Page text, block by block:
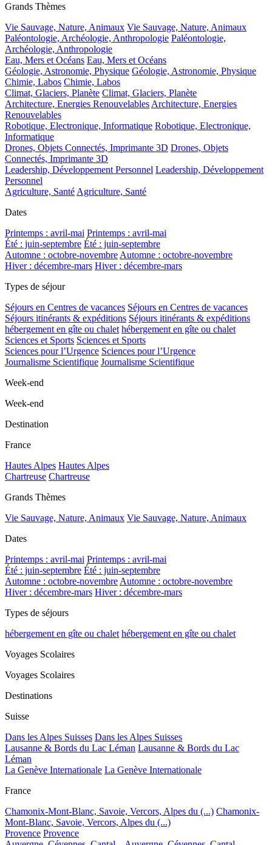
Grands Thèmes
Vie Sauvage, Nature, Animaux Vie Sauvage, Nature, Animaux
Paléontologie, Archéologie, Anthropologie Paléontologie,
Archéologie, Anthropologie
Eau, Mers et Océans Eau, Mers et Océans
Géologie, Astronomie, Physique Géologie, Astronomie, Physique
Chimie, Labos Chimie, Labos
Climat, Glaciers, Planète Climat, Glaciers, Planète
Architecture, Energies RenouvelablesArchitecture, Energies
Renouvelables
Robotique, Electronique, Informatique Robotique, Electronique,
Informatique
Drones, Objets Connectés, Imprimante 3D Drones, Objets
Connectés, Imprimante 3D
Leadership, Développement Personnel Leadership, Développement
Personnel
Agriculture, SantéAgriculture, Santé
Dates
Printemps : avril-mai Printemps : avril-mai
Été : juin-septembre Été : juin-septembre
Automne : octobre-novembreAutomne : octobre-novembre
Hiver : décembre-mars Hiver : décembre-mars
Types de séjour
Séjours en Centres de vacances Séjours en Centres de vacances
Séjours itinérants & expéditions Séjours itinérants & expéditions
hébergement en gîte ou chalet hébergement en gîte ou chalet
Sciences et Sports Sciences et Sports
Sciences pour l’Urgence Sciences pour l’Urgence
Journalisme Scientifique Journalisme Scientifique
Week-end
Week-end
Destination
France
Hautes Alpes Hautes Alpes
Chartreuse Chartreuse
Grands Thèmes
Vie Sauvage, Nature, Animaux Vie Sauvage, Nature, Animaux
Dates
Printemps : avril-mai Printemps : avril-mai
Été : juin-septembre Été : juin-septembre
Automne : octobre-novembreAutomne : octobre-novembre
Hiver : décembre-mars Hiver : décembre-mars
Types de séjours
hébergement en gîte ou chalet hébergement en gîte ou chalet
Voyages Scolaires
Voyages Scolaires
Destinations
Suisse
Dans les Alpes Suisses Dans les Alpes Suisses
Lausanne & Bords du Lac Léman Lausanne & Bords du Lac
Léman
La Genève Internationale La Genève Internationale
France
Chamonix-Mont-Blanc, Savoie, Vercors, Alpes du (...) Chamonix-
Mont-Blanc, Savoie, Vercors, Alpes du (...)
Provence Provence